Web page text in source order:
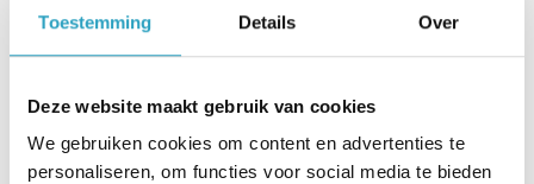
Toestemming Details Over
Deze website maakt gebruik van cookies
We gebruiken cookies om content en advertenties te
personaliseren, om functies voor social media te bieden